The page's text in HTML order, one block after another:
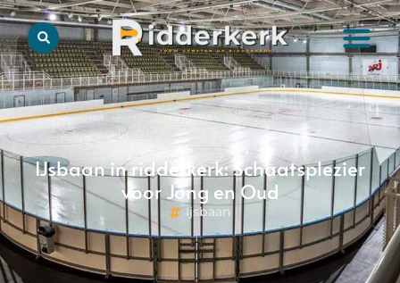
IJsbaan in ridderkerk: Schaatsplezier
voor Jong en Oud
Ijsbaan